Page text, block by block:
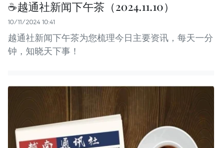
☕️越通社新闻下午茶（2024.11.10）
10/11/2024 10:41
越通社新闻下午茶为您梳理今日主要资讯，每天一分
钟，知晓天下事！